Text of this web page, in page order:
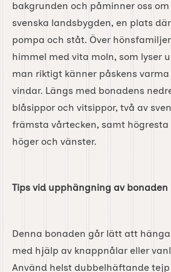
bakgrunden och påminner oss
svenska landsbygden, en plats
pompa och ståt. Över
himmel med vita moln, som lyser
man riktigt känner påskens
vindar. Längs med bonadens
blåsippor och vitsippor, två av
främsta vårtecken, samt
höger och vänster.
Tips vid upphängning av bonaden
Denna bonaden går lätt att
med hjälp av knappnålar eller
Använd helst dubbelhäftande